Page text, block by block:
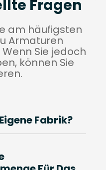
Fragen
am häufigsten
Armaturen
Sie jedoch
können Sie
Fabrik?